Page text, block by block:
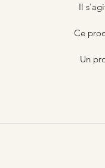
Il
Ce
Un